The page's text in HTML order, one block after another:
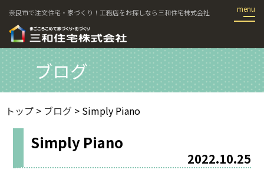
奈良市で注文住宅・家づくり！工務店をお探しなら三和住宅株式会社
ブログ
トップ> ブログ> Simply Piano
Simply Piano
2022.10.25